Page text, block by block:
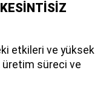
etkileri ve yüksek
üretim süreci ve